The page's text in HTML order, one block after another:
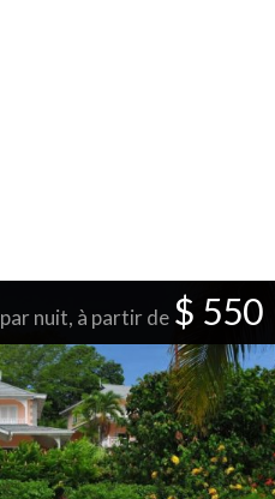
par nuit, à partir de $ 550